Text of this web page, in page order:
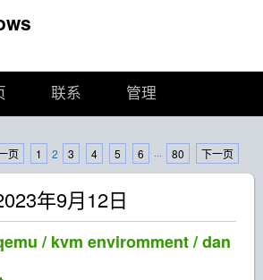
联系 管理
页 1 2 3 4 5 6 ··· 80 下一页
年9月12日
/ kvm enviromment / dan